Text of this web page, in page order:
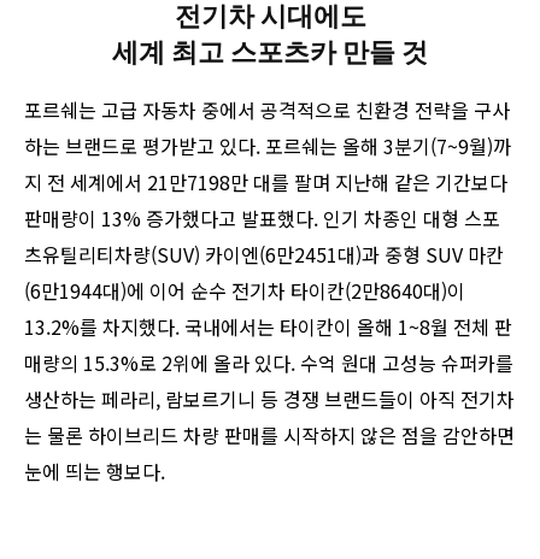
전기차 시대에도
세계 최고 스포츠카 만들 것
포르쉐는 고급 자동차 중에서 공격적으로 친환경 전략을 구사
하는 브랜드로 평가받고 있다. 포르쉐는 올해 3분기(7~9월)까
지 전 세계에서 21만7198만 대를 팔며 지난해 같은 기간보다
판매량이 13% 증가했다고 발표했다. 인기 차종인 대형 스포
츠유틸리티차량(SUV) 카이엔(6만2451대)과 중형 SUV 마칸
(6만1944대)에 이어 순수 전기차 타이칸(2만8640대)이
13.2%를 차지했다. 국내에서는 타이칸이 올해 1~8월 전체 판
매량의 15.3%로 2위에 올라 있다. 수억 원대 고성능 슈퍼카를
생산하는 페라리, 람보르기니 등 경쟁 브랜드들이 아직 전기차
는 물론 하이브리드 차량 판매를 시작하지 않은 점을 감안하면
눈에 띄는 행보다.